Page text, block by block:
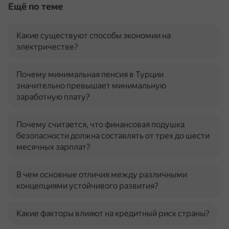
Ещё по теме
Какие существуют способы экономии на
электричестве?
Почему минимальная пенсия в Турции
значительно превышает минимальную
заработную плату?
Почему считается, что финансовая подушка
безопасности должна составлять от трех до шести
месячных зарплат?
В чем основные отличия между различными
концепциями устойчивого развития?
Какие факторы влияют на кредитный риск страны?